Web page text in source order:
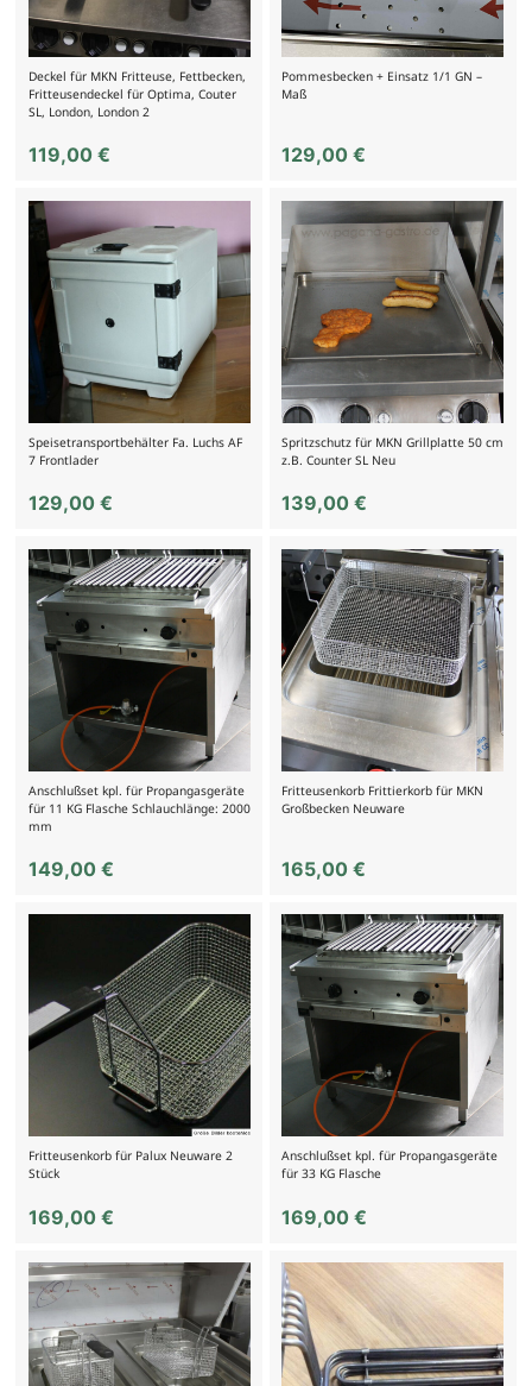
Deckel für MKN Fritteuse, Fettbecken,
Fritteusendeckel für Optima, Couter
SL, London, London 2
119,00 €
Pommesbecken + Einsatz 1/1 GN –
Maß
129,00€
Speisetransportbehälter Fa. Luchs AF
7 Frontlader
129,00 €
Spritzschutz für MKN Grillplatte 50 cm
z.B. Counter SL Neu
139,00€
Anschlußset kpl. für Propangasgeräte
für 11 KG Flasche Schlauchlänge: 2000
mm
149,00 €
Fritteusenkorb Frittierkorb für MKN
Großbecken Neuware
165,00€
Fritteusenkorb für Palux Neuware 2
Stück
169,00 €
Anschlußset kpl. für Propangasgeräte
für 33 KG Flasche
169,00€